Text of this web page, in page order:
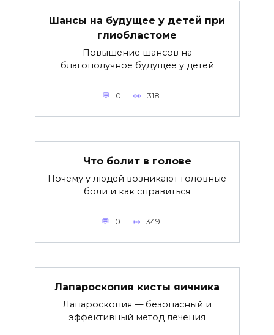
Шансы на будущее у детей при
глиобластоме
Повышение шансов на
благополучное будущее у детей
0 318
Что болит в голове
Почему у людей возникают головные
боли и как справиться
0 349
Лапароскопия кисты яичника
Лапароскопия — безопасный и
эффективный метод лечения